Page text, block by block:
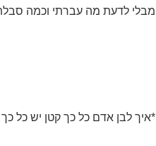
מבלי לדעת מה עברתי וכמה
*איך לבן אדם כל כך קטן יש כל